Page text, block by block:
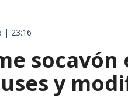
| 23:16
socavón
y